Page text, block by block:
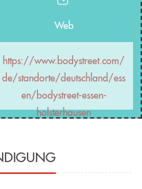
Web
https://www.bodystreet.com/
de/standorte/deutschland/ess
en/bodystreet-essen-
holsterhausen